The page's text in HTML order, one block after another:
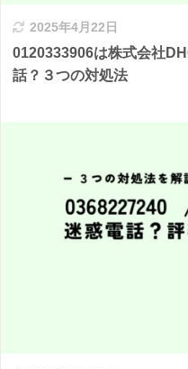
2025年4月22日
0120333906は株式会社
話？３つの対処法